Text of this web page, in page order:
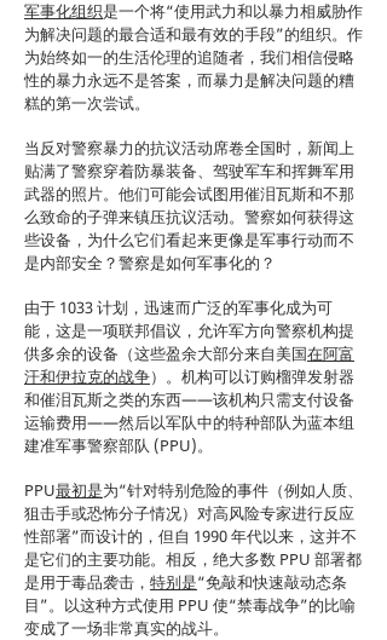
军事化组织是一个将“使用武力和以暴力相威胁作
为解决问题的最合适和最有效的手段”的组织。作
为始终如一的生活伦理的追随者，我们相信侵略
性的暴力永远不是答案，而暴力是解决问题的糟
糕的第一次尝试。
当反对警察暴力的抗议活动席卷全国时，新闻上
贴满了警察穿着防暴装备、驾驶军车和挥舞军用
武器的照片。他们可能会试图用催泪瓦斯和不那
么致命的子弹来镇压抗议活动。警察如何获得这
些设备，为什么它们看起来更像是军事行动而不
是内部安全？警察是如何军事化的？
由于 1033 计划，迅速而广泛的军事化成为可
能，这是一项联邦倡议，允许军方向警察机构提
供多余的设备（这些盈余大部分来自美国在阿富
汗和伊拉克的战争）。机构可以订购榴弹发射器
和催泪瓦斯之类的东西——该机构只需支付设备
运输费用——然后以军队中的特种部队为蓝本组
建准军事警察部队 (PPU)。
PPU最初是为“针对特别危险的事件（例如人质、
狙击手或恐怖分子情况）对高风险专家进行反应
性部署”而设计的，但自 1990 年代以来，这并不
是它们的主要功能。相反，绝大多数 PPU 部署都
是用于毒品袭击， 特别是“免敲和快速敲动态条
目”。以这种方式使用 PPU 使“禁毒战争”的比喻
变成了一场非常真实的战斗。